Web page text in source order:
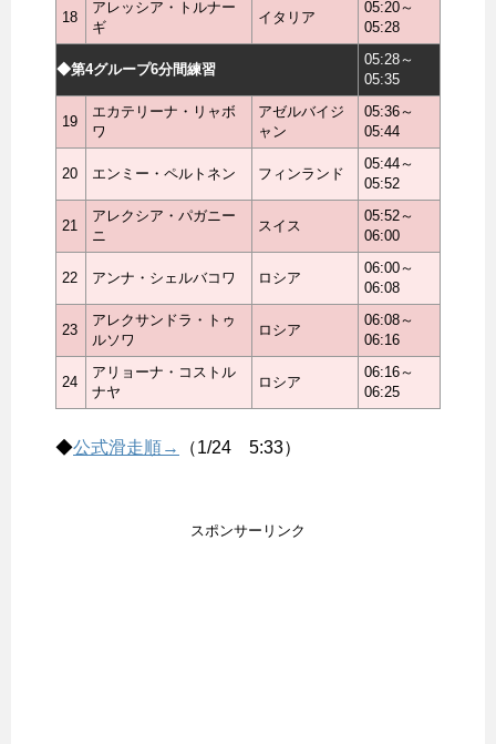
18
アレッシア・トルナー
ギ
イタリア
05:20～
05:28
◆第4グループ6分間練習
05:28～
05:35
19
エカテリーナ・リャボ
ワ
アゼルバイジ
ャン
05:36～
05:44
20 エンミー・ペルトネン フィンランド
05:44～
05:52
21
アレクシア・パガニー
ニ
スイス
05:52～
06:00
22 アンナ・シェルバコワ ロシア
06:00～
06:08
23
アレクサンドラ・トゥ
ルソワ
ロシア
06:08～
06:16
24
アリョーナ・コストル
ナヤ
ロシア
06:16～
06:25
◆公式滑走順→ （1/24 5:33）
スポンサーリンク